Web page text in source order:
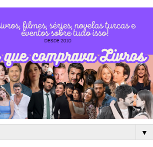
▼